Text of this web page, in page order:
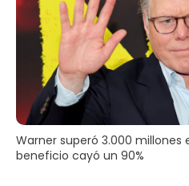
Warner superó 3.000
beneficio cayó un 90%